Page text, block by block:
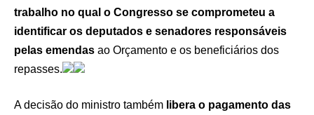
trabalho no qual o Congresso se comprometeu a
identificar os deputados e senadores responsáveis
pelas emendas ao Orçamento e os beneficiários dos
repasses.
A decisão do ministro também libera o pagamento das